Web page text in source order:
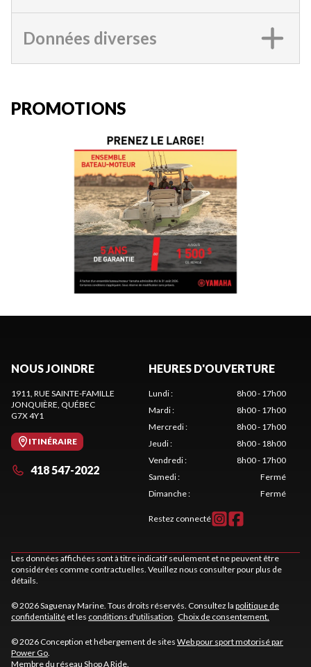
Données diverses
PROMOTIONS
NOUS JOINDRE
1911, RUE SAINTE-FAMILLE
JONQUIÈRE, QUÉBEC
G7X 4Y1
ITINÉRAIRE
418 547-2022
HEURES D'OUVERTURE
Lundi:
8h00 - 17h00
Mardi:
8h00 - 17h00
Mercredi:
8h00 - 17h00
Jeudi:
8h00 - 18h00
Vendredi:
8h00 - 17h00
Samedi:
Fermé
Dimanche: Fermé
Restez connecté
Les données affichées sont à titre indicatif seulement et ne peuvent être
considérées comme contractuelles. Veuillez nous consulter pour plus de
détails.
© 2026 Saguenay Marine. Tous droits réservés. Consultez la politique de
confidentialité et les conditions d'utilisation. Choix de consentement.
© 2026 Conception et hébergement de sites Web pour sport motorisé par
Power Go.
Membre du réseau Shop A Ride.